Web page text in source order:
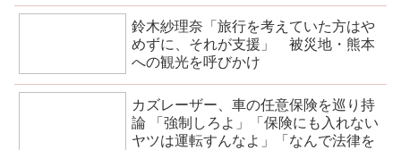
鈴木紗理奈「旅行を考えていた方はや
めずに、それが支援」 被災地・熊本
への観光を呼びかけ
カズレーザー、車の任意保険を巡り持
論 「強制しろよ」「保険にも入れない
ヤツは運転すんなよ」「なんで法律を